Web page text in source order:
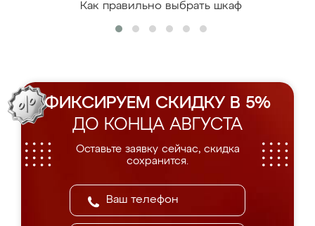
Как правильно выбрать шкаф
ФИКСИРУЕМ СКИДКУ В 5%
ДО КОНЦА АВГУСТА
Оставьте заявку сейчас, скидка
сохранится.